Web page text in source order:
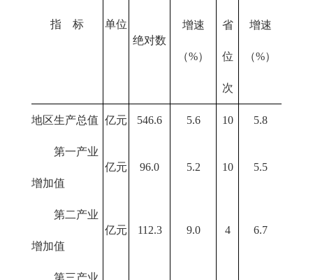
指 标 单位
绝对数
增速
（%）
省
位
次
增速
（%）
地区生产总值 亿元 546.6 5.6 10 5.8
第一产业
增加值
亿元 96.0 5.2 10 5.5
第二产业
增加值
亿元 112.3 9.0 4 6.7
第三产业